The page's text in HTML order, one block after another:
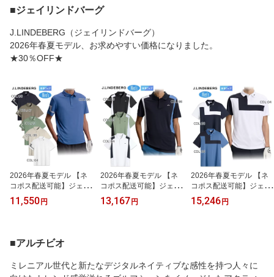
秋
■ジェイリンドバーグ
J.LINDEBERG（ジェイリンドバーグ）
2026年春夏モデル、お求めやすい価格になりました。
★30％OFF★
2026年春夏モデル 【ネ
コポス配送可能】ジェイ
リンドバーグ J.LINDEBE
RG 071-25245 メンズ ポ
夏秋
11,550円
2026年春夏モデル 【ネ
コポス配送可能】ジェイ
リンドバーグ J.LINDEBE
RG 071-25343 メンズ ポ
13,167円
2026年春夏モデル 【ネ
コポス配送可能】ジェイ
リンドバーグ J.LINDEBE
RG 071-25442 メンズ ポ
15,246円
■アルチビオ
ミレニアル世代と新たなデジタルネイティブな感性を持つ人々に